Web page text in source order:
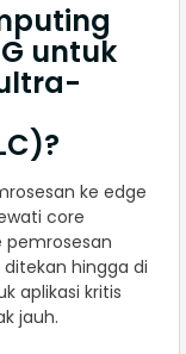
untuk
ke edge
core
hingga di
aplikasi kritis
jauh.